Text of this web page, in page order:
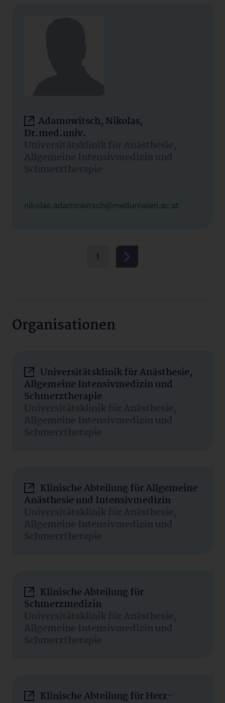
Adamowitsch, Nikolas,
Dr.med.univ.
Universitätsklinik für Anästhesie,
Allgemeine Intensivmedizin und
Schmerztherapie
nikolas.adamowitsch@meduniwien.ac.at
1
Organisationen
Universitätsklinik für Anästhesie,
Allgemeine Intensivmedizin und
Schmerztherapie
Universitätsklinik für Anästhesie,
Allgemeine Intensivmedizin und
Schmerztherapie
Klinische Abteilung für Allgemeine
Anästhesie und Intensivmedizin
Universitätsklinik für Anästhesie,
Allgemeine Intensivmedizin und
Schmerztherapie
Klinische Abteilung für
Schmerzmedizin
Universitätsklinik für Anästhesie,
Allgemeine Intensivmedizin und
Schmerztherapie
Klinische Abteilung für Herz-